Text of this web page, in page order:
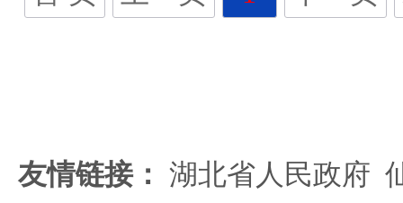
友情链接： 湖北省人民政府